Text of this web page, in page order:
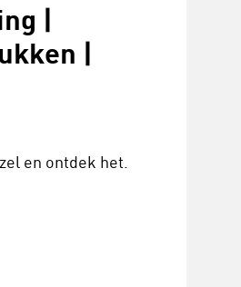
|
|
en ontdek het.